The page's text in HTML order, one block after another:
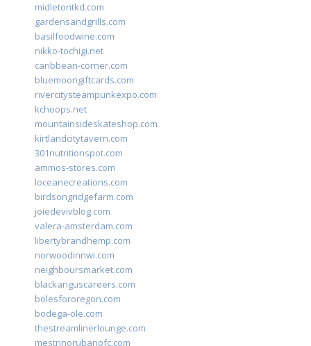
midletontkd.com
gardensandgrills.com
basilfoodwine.com
nikko-tochigi.net
caribbean-corner.com
bluemoongiftcards.com
rivercitysteampunkexpo.com
kchoops.net
mountainsideskateshop.com
kirtlandcitytavern.com
301nutritionspot.com
ammos-stores.com
loceanecreations.com
birdsongridgefarm.com
joiedevivblog.com
valera-amsterdam.com
libertybrandhemp.com
norwoodinnwi.com
neighboursmarket.com
blackanguscareers.com
bolesfororegon.com
bodega-ole.com
thestreamlinerlounge.com
mestrinorubanofc.com